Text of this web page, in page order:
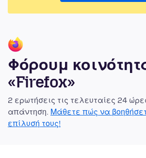
Φόρουμ
«Firefox»
2 ερωτήσεις τις τελευταίες 24
απάντηση. Μάθετε πώς να
επίλυσή τους!